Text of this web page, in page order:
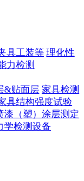
具工装等 理化性
力检测
&贴面层 家具检测
具结构强度试验
漆（塑）涂层测定
学检测设备